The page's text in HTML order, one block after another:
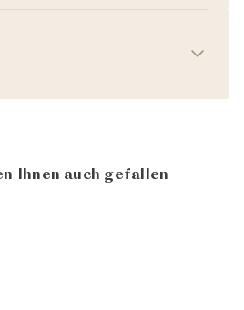
Ihnen auch gefallen